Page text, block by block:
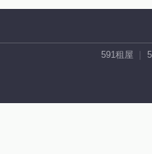
591租屋